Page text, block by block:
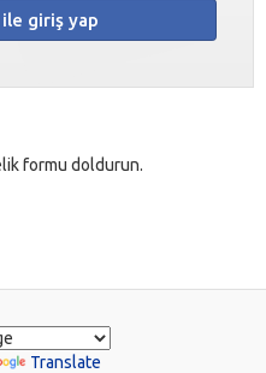
giriş yap
formu doldurun.
Translate